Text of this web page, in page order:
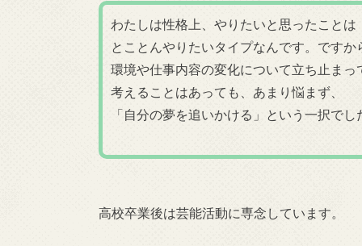
わたしは性格上、やりたいと思ったことは
とことんやりたいタイプなんです。ですか
環境や仕事内容の変化について立ち止まっ
考えることはあっても、あまり悩まず、
「自分の夢を追いかける」という一択でし
高校卒業後は芸能活動に専念しています。